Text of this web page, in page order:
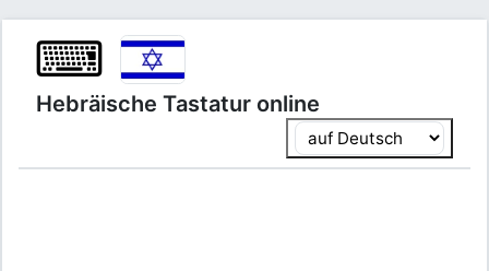
⌨
Hebräische Tastatur online